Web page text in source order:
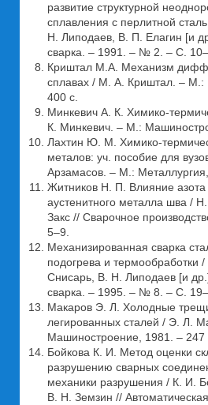
развитие структурной
сплавления с перлитной
Н. Липодаев, В. П. Елагин [и
сварка. – 1991. – № 2. – С.
Криштал М.А. Механизм
сплавах / М. А. Криштал. – М.:
400 с.
Минкевич А. К. Химико-
К. Минкевич. – М.:
Лахтин Ю. М. Химико-
металов: уч. пособие для
Арзамасов. – М.:
Житников Н. П. Влияние азота
аустенитного металла шва /
Закс // Сварочное
5–9.
Механизированная сварка
подогрева и термообработки
Снисарь, В. Н. Липодаев [и
сварка. – 1995. – № 8. – С.
Макаров Э. Л. Холодные
легированных сталей / Э. Л.
Машиностроение, 1981. – 247
Бойкова К. И. Метод оценки
разрушению сварных
механики разрушения / К. И.
В. Н. Земзин //